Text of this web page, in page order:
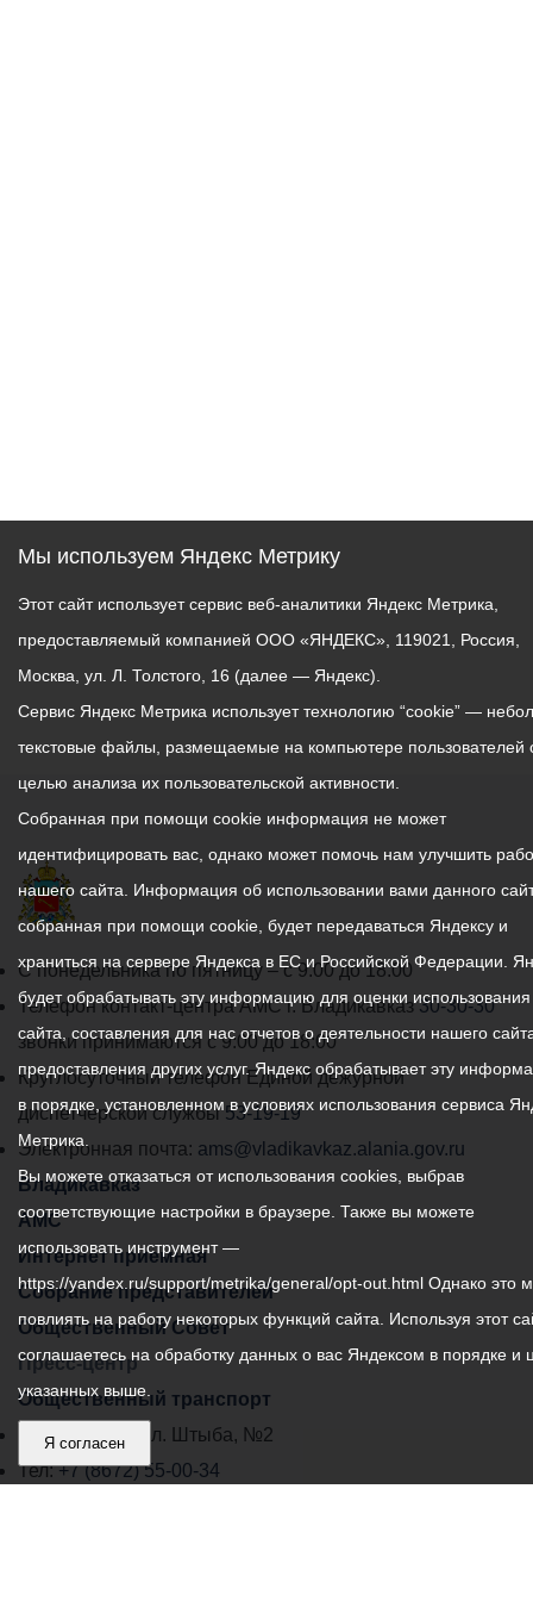
График
работы
администрации
местного
самоуправления
города
Владикавказ:
С понедельника по пятницу – с 9.00 до 18.00
Телефон контакт-центра АМС г. Владикавказ30-30-30
звонки принимаются с 9:00 до 18:00
Круглосуточный телефон Единой дежурной
диспетчерской службы53-19-19
Электронная почта: ams@vladikavkaz.alania.gov.ru
Владикавказ
АМС
Интернет приемная
Собрание представителей
Общественный Совет
Пресс-центр
Общественный транспорт
Владикавказ, пл. Штыба, №2
Тел:+7 (8672) 55-00-34
Мы используем Яндекс Метрику
Этот сайт использует сервис веб-аналитики Яндекс Метрика,
предоставляемый компанией ООО «ЯНДЕКС», 119021, Россия,
Москва, ул. Л. Толстого, 16 (далее — Яндекс).
Сервис Яндекс Метрика использует технологию “cookie” —
текстовые файлы, размещаемые на компьютере пользователей
целью анализа их пользовательской активности.
Собранная при помощи cookie информация не может
идентифицировать вас, однако может помочь нам улучшить
нашего сайта. Информация об использовании вами данного
собранная при помощи cookie, будет передаваться Яндексу и
храниться на сервере Яндекса в ЕС и Российской Федерации.
будет обрабатывать эту информацию для оценки
сайта, составления для нас отчетов о деятельности нашего
предоставления других услуг. Яндекс обрабатывает эту
в порядке, установленном в условиях использования сервиса
Метрика.
Вы можете отказаться от использования cookies, выбрав
соответствующие настройки в браузере. Также вы можете
использовать инструмент —
https://yandex.ru/support/metrika/general/opt-out.html Однако это
повлиять на работу некоторых функций сайта. Используя этот
соглашаетесь на обработку данных о вас Яндексом в порядке и
указанных выше.
Я согласен